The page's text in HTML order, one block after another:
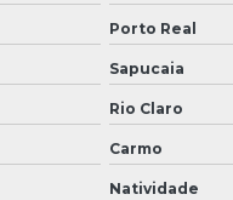
Porto Real
Sapucaia
Rio Claro
Carmo
Natividade